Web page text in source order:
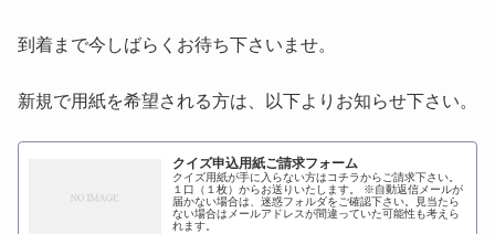
到着まで今しばらくお待ち下さいませ。
新規で用紙を希望される方は、以下よりお知らせ下さい。
クイズ申込用紙ご請求フォーム
クイズ用紙が手に入らない方はコチラからご請求下さい。
１口（１枚）からお送りいたします。 ※自動返信メールが
届かない場合は、迷惑フォルダをご確認下さい。見当たら
ない場合はメールアドレスが間違っていた可能性も考えら
れます。